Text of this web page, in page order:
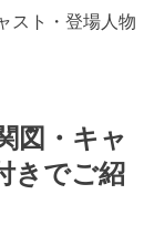
スト・登場人物
図・キャ
きでご紹